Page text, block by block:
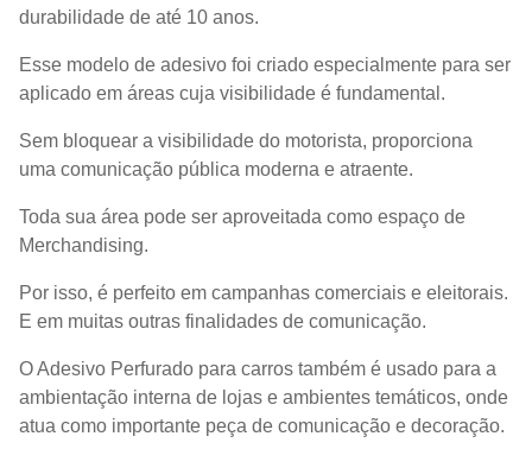
durabilidade de até 10 anos.
Esse modelo de adesivo foi criado especialmente para ser
aplicado em áreas cuja visibilidade é fundamental.
Sem bloquear a visibilidade do motorista, proporciona
uma comunicação pública moderna e atraente.
Toda sua área pode ser aproveitada como espaço de
Merchandising.
Por isso, é perfeito em campanhas comerciais e eleitorais.
E em muitas outras finalidades de comunicação.
O Adesivo Perfurado para carros também é usado para a
ambientação interna de lojas e ambientes temáticos, onde
atua como importante peça de comunicação e decoração.